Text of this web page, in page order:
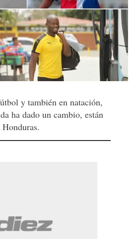
y también en natación,
ha dado un cambio, están